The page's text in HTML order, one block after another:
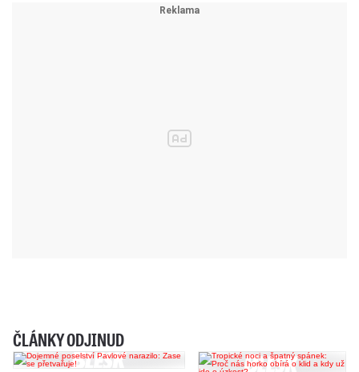
ČLÁNKY ODJINUD